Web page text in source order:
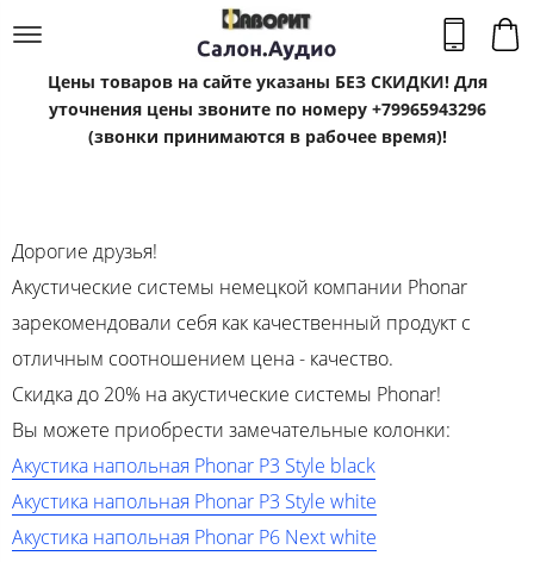
Цены товаров на сайте указаны БЕЗ СКИДКИ! Для
уточнения цены звоните по номеру +79965943296
(звонки принимаются в рабочее время)!
Дорогие друзья!
Акустические системы немецкой компании Phonar
зарекомендовали себя как качественный продукт с
отличным соотношением цена - качество.
Скидка до 20% на акустические системы Phonar!
Вы можете приобрести замечательные колонки:
Акустика напольная Phonar P3 Style black
Акустика напольная Phonar P3 Style white
Акустика напольная Phonar P6 Next white